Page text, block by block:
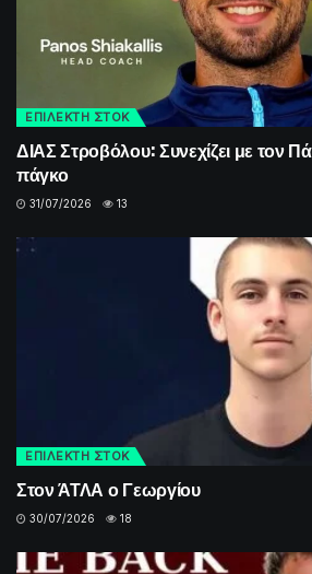
ΕΠΙΛΕΚΤΗ ΣΤΟΚ
ΔΙΑΣ Στροβόλου: Συνεχίζει με τον
πάγκο
31/07/2026 13
ΕΠΙΛΕΚΤΗ ΣΤΟΚ
Στον ΆΤΛΑ ο Γεωργίου
30/07/2026 18